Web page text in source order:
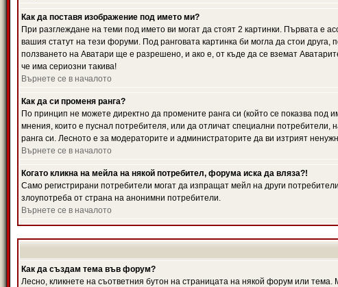
Как да поставя изображение под името ми?
При разглеждане на теми под името ви могат да стоят 2 картинки. Първата е
вашия статут на тези форуми. Под ранговата картинка би могла да стои
ползването на Аватари ще е разрешено, и ако е, от къде да се вземат
че има сериозни такива!
Върнете се в началото
Как да си променя ранга?
По принцип не можете директно да промените ранга си (който се показва
мнения, които е пуснал потребителя, или да отличат специални
ранга си. Лесното е за модераторите и администраторите да ви изтрият
Върнете се в началото
Когато кликна на мейла на някой потребител, форума иска да вляза?!
Само регистрирани потребители могат да изпращат мейл на други
злоупотреба от страна на анонимни потребители.
Върнете се в началото
Как да създам тема във форум?
Лесно, кликнете на съответния бутон на страницата на някой форум или